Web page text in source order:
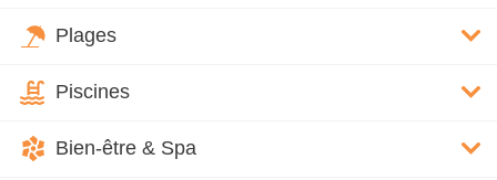
Plages
Piscines
Bien-être & Spa